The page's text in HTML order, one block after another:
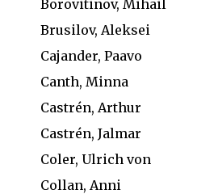
Borovitinov, Mihail
Brusilov, Aleksei
Cajander, Paavo
Canth, Minna
Castrén, Arthur
Castrén, Jalmar
Coler, Ulrich von
Collan, Anni